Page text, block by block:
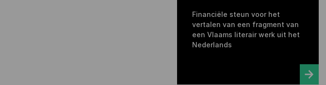
Financiële steun voor het
vertalen van een fragment van
een Vlaams literair werk uit het
Nederlands